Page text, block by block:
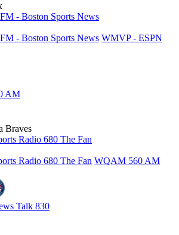
- Boston Sports News
- Boston Sports News WMVP - ESPN
AM
Braves
Radio 680 The Fan
Radio 680 The Fan WQAM 560 AM
Talk 830